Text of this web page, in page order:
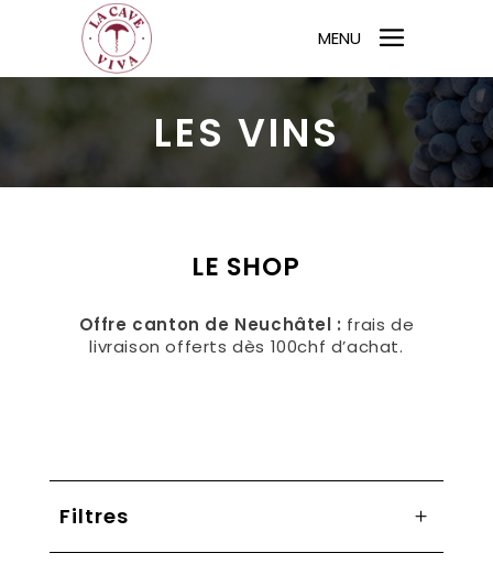
MENU
LES VINS
LE SHOP
Offre canton de Neuchâtel : frais de
livraison offerts dès 100chf d’achat.
Filtres